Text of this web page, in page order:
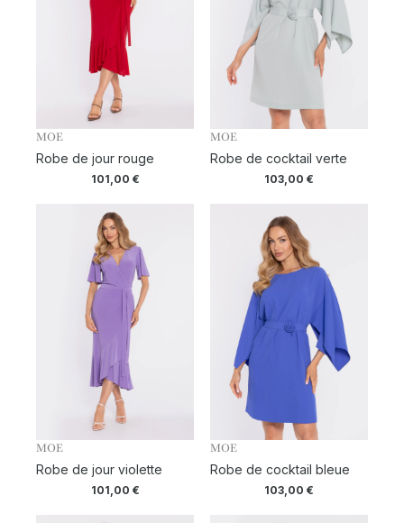
MOE
Robe de jour rouge
101,00 €
MOE
Robe de cocktail verte
103,00 €
MOE
Robe de jour violette
101,00 €
MOE
Robe de cocktail bleue
103,00 €